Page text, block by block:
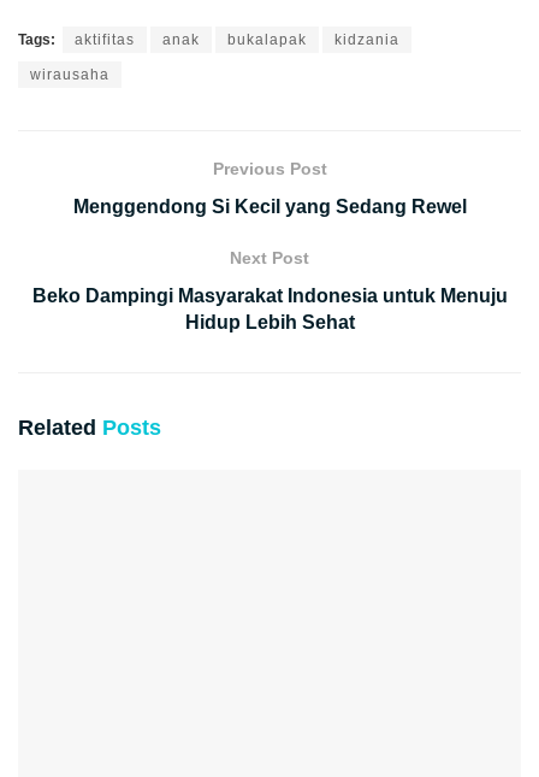
Tags: aktifitas anak bukalapak kidzania
wirausaha
Previous Post
Menggendong Si Kecil yang Sedang Rewel
Next Post
Beko Dampingi Masyarakat Indonesia untuk Menuju
Hidup Lebih Sehat
Related Posts